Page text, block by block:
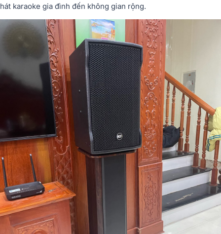
hát karaoke gia đình đến không gian rộng.